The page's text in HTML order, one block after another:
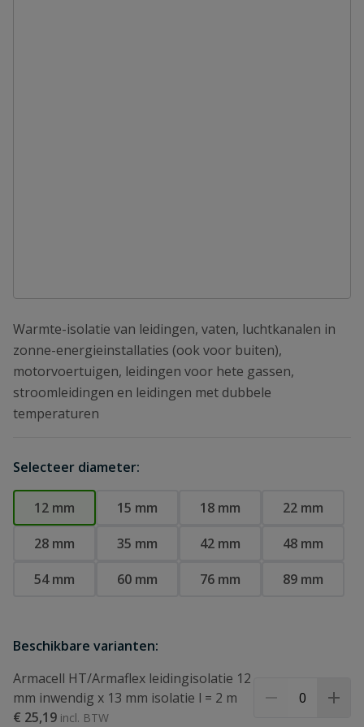
Warmte-isolatie van leidingen, vaten, luchtkanalen in
zonne-energieinstallaties (ook voor buiten),
motorvoertuigen, leidingen voor hete gassen,
stroomleidingen en leidingen met dubbele
temperaturen
Selecteer diameter:
12 mm 15 mm 18 mm
22 mm
28 mm
35 mm 42 mm
48 mm
54 mm
60 mm 76 mm 89 mm
Beschikbare varianten:
Armacell HT/Armaflex leidingisolatie 12
mm inwendig x 13 mm isolatie l = 2 m
€ 25,19